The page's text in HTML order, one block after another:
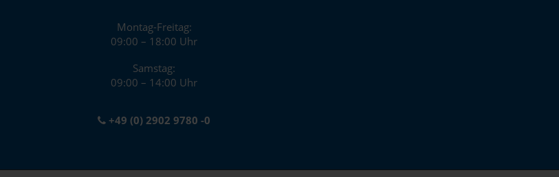
Montag-Freitag:
09:00 – 18:00 Uhr
Samstag:
09:00 – 14:00 Uhr
+49 (0) 2902 9780 -0